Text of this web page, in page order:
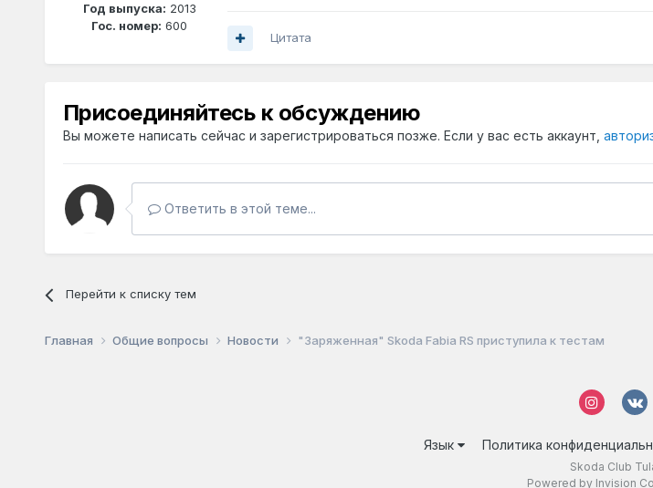
Год выпуска: 2013
Гос. номер: 600
Цитата
Присоединяйтесь к обсуждению
Вы можете написать сейчас и зарегистрироваться позже. Если у вас есть аккаунт,
Ответить в этой теме...
Перейти к списку тем
Главная Общие вопросы Новости "Заряженная" Skoda Fabia RS приступила к тестам
Язык Политика
Skoda Club
Powered by Invision